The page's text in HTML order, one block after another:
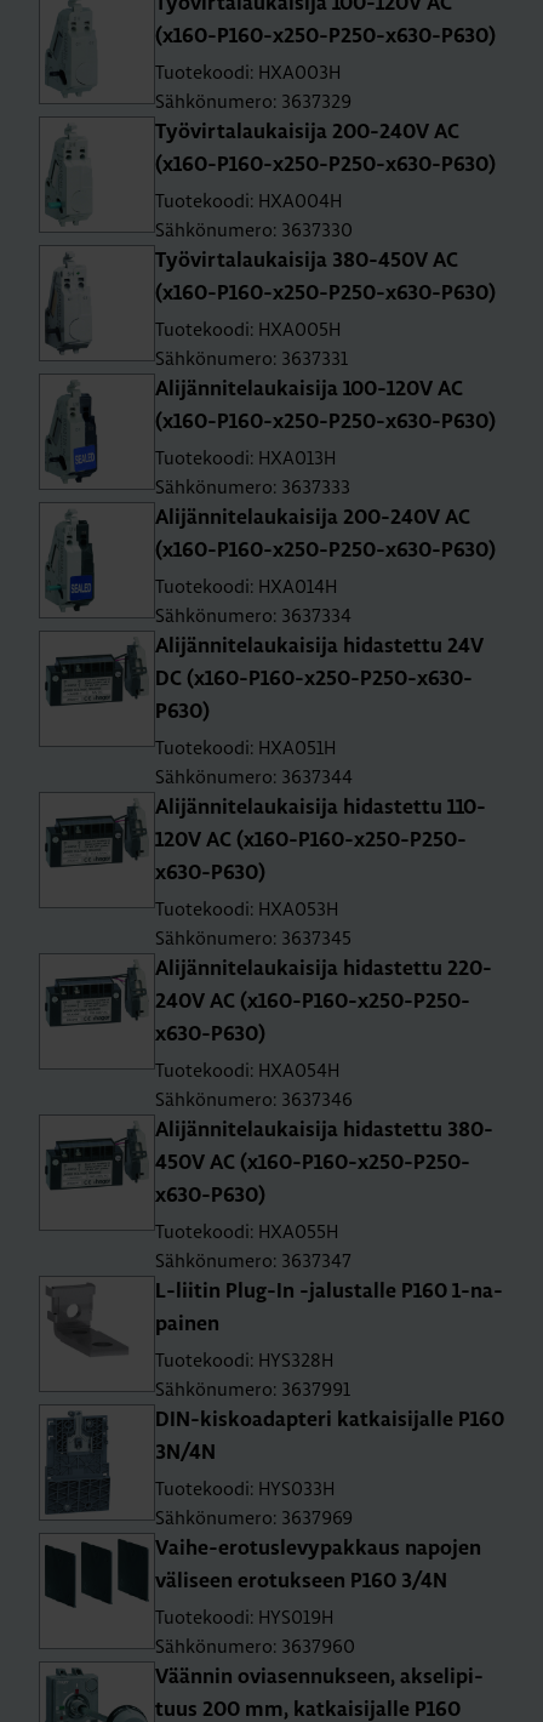
Työ­vir­ta­lau­kai­si­ja 100-120V AC
(x160-P160-x250-P250-x630-P630)
Tuotekoodi: HXA003H
Sähkönumero: 3637329
Työ­vir­ta­lau­kai­si­ja 200-240V AC
(x160-P160-x250-P250-x630-P630)
Tuotekoodi: HXA004H
Sähkönumero: 3637330
Työ­vir­ta­lau­kai­si­ja 380-450V AC
(x160-P160-x250-P250-x630-P630)
Tuotekoodi: HXA005H
Sähkönumero: 3637331
Ali­jän­ni­te­lau­kai­si­ja 100-120V AC
(x160-P160-x250-P250-x630-P630)
Tuotekoodi: HXA013H
Sähkönumero: 3637333
Ali­jän­ni­te­lau­kai­si­ja 200-240V AC
(x160-P160-x250-P250-x630-P630)
Tuotekoodi: HXA014H
Sähkönumero: 3637334
Ali­jän­ni­te­lau­kai­si­ja hi­das­tet­tu 24V
DC (x160-P160-x250-P250-x630-
P630)
Tuotekoodi: HXA051H
Sähkönumero: 3637344
Ali­jän­ni­te­lau­kai­si­ja hi­das­tet­tu 110-
120V AC (x160-P160-x250-P250-
x630-P630)
Tuotekoodi: HXA053H
Sähkönumero: 3637345
Ali­jän­ni­te­lau­kai­si­ja hi­das­tet­tu 220-
240V AC (x160-P160-x250-P250-
x630-P630)
Tuotekoodi: HXA054H
Sähkönumero: 3637346
Ali­jän­ni­te­lau­kai­si­ja hi­das­tet­tu 380-
450V AC (x160-P160-x250-P250-
x630-P630)
Tuotekoodi: HXA055H
Sähkönumero: 3637347
L-lii­tin Plug-In -ja­lus­tal­le P160 1-na­
pai­nen
Tuotekoodi: HYS328H
Sähkönumero: 3637991
DIN-kis­koa­dap­te­ri kat­kai­si­jal­le P160
3N/4N
Tuotekoodi: HYS033H
Sähkönumero: 3637969
Vai­he-ero­tus­le­vy­pak­kaus na­po­jen
vä­li­seen ero­tuk­seen P160 3/4N
Tuotekoodi: HYS019H
Sähkönumero: 3637960
Vään­nin ovia­sen­nuk­seen, ak­se­li­pi­
tuus 200 mm, kat­kai­si­jal­le P160